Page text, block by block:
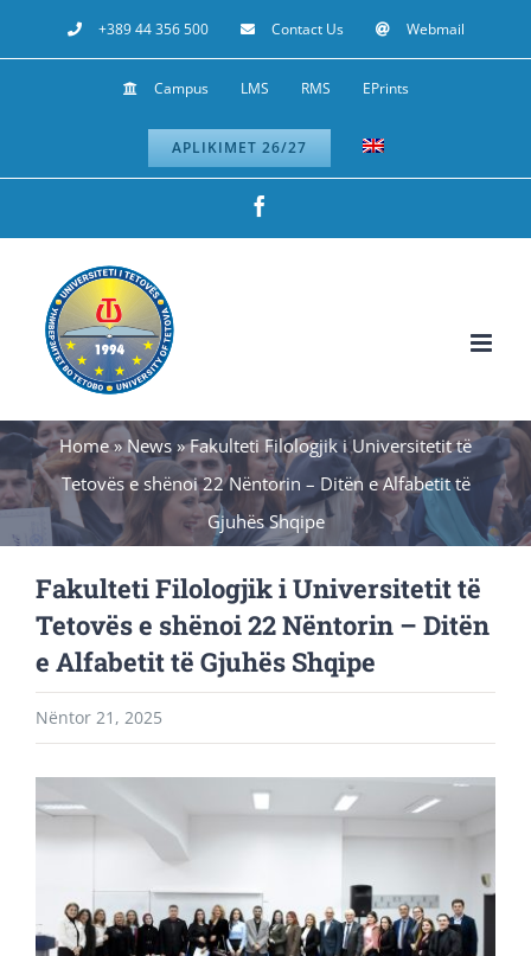
to
+389 44 356 500 Contact Us Webmail
Campus LMS RMS EPrints
APLIKIMET 26/27
Home»News »Fakulteti Filologjik i Universitetit të
Tetovës e shënoi 22 Nëntorin – Ditën e Alfabetit të
Gjuhës Shqipe
Fakulteti Filologjik i Universitetit të
Tetovës e shënoi 22 Nëntorin – Ditën
e Alfabetit të Gjuhës Shqipe
Nëntor 21, 2025